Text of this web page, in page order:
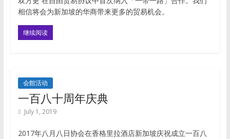
相信将会为新加坡的华商带来更多的贸易机会。
继续阅读
会館活动
一百八十周年庆典
July 1, 2019
2017年八月八日协会在香格里拉酒店新加坡庆祝成立一百八